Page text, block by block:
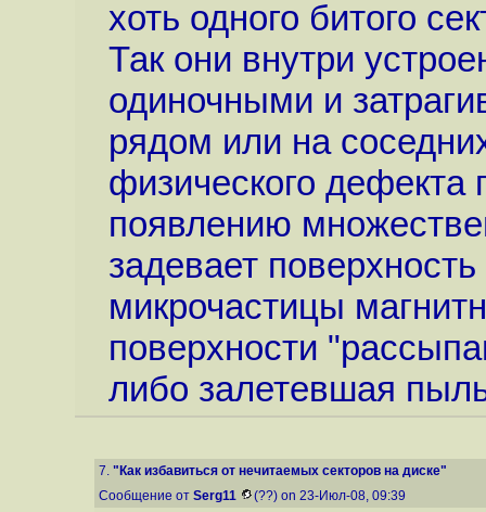
хоть одного битого
Так они внутри
одиночными и
рядом или на
физического дефекта
появлению
задевает
микрочастицы
поверхности
либо залетевшая
7. "Как избавиться от нечитаемых секторов на диске"
Сообщение от Serg11 (??) on 23-Июл-08, 09:39